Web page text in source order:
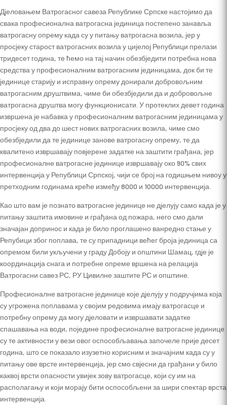
Дјеловањем Ватрогасног савеза Републике Српске настојимо да
свака професионална ватрогасна јединица постепено занавља
ватрогасну опрему када су у питању ватрогасна возила, јер у
просјеку старост ватрогасних возила у цијелој Републици прелази
тридесет година, те ћемо на тај начин обезбједити потребна нова
средства у професионалним ватрогасним јединицама, док би те
јединице старију и исправну опрему донирали добровољним
ватрогасним друштвима, чиме би обезбједили да и добровољне
ватрогасна друштва могу функционисати. У протеклих девет година
извршена је набавка у професионалним ватрогасним јединицама у
просјеку од два до шест нових ватрогасних возила, чиме смо
обезбједили да те јединице занове ватрогасну опрему, те да
квалитено извршавају повјерене задатке на заштити грађана, јер
професионалне ватрогасне јединице извршавају око 90% свих
интервенција у Републици Српској, чији се број на годишњем нивоу у
претходним годинама креће између 8000 и 10000 интервенција.
Као што вам је познато ватрогасне јединице не дјелују само када је у
питању заштита имовине и грађана од пожара, него смо дали
значајан допринос и када је било проглашено ванредно стање у
Репубици због поплава, те су припадници већег броја јединица са
опремом били укључени у граду Добоју и општини Шамац, гдје је
координација снага и потребне опреме вршена на релација
Ватрогасни савез РС, РУ Цивилне заштите РС и општине.
Професионалне ватрогасне јединице које дјелују у подручјима која
су угрожена поплавама у својим редовима имају ватрогасце и
потребну опрему да могу дјеловати и извршавати задатке
спашавања на води, поједине професионалне ватрогасне јединице
су те активности у вези овог оспособљавања започеле прије десет
година, што се показало изузетно корисним и значајним када су у
питању ове врсте интервенција, јер смо свјесни да грађани у било
каквој врсти опасности увијек зову ватрогасце, који су им на
располагању и који морају бити оспособљени за шири спектар врста
интервенција.